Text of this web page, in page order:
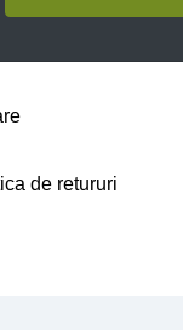
de retururi